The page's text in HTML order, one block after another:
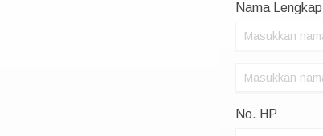
Nama Lengkap
No. HP